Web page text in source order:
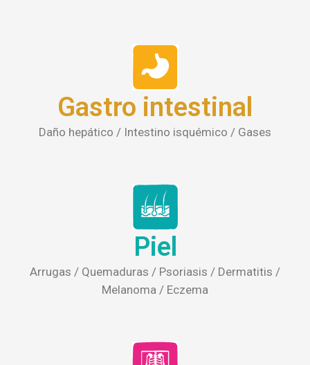
Gastro intestinal
Daño hepático / Intestino isquémico / Gases
Piel
Arrugas / Quemaduras / Psoriasis / Dermatitis /
Melanoma / Eczema
Vasos